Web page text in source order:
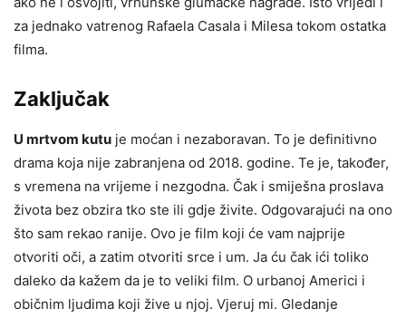
za jednako vatrenog Rafaela Casala i Milesa tokom ostatka
filma.
Zaključak
U mrtvom kutu je moćan i nezaboravan. To je definitivno
drama koja nije zabranjena od 2018. godine. Te je, također,
s vremena na vrijeme i nezgodna. Čak i smiješna proslava
života bez obzira tko ste ili gdje živite. Odgovarajući na ono
što sam rekao ranije. Ovo je film koji će vam najprije
otvoriti oči, a zatim otvoriti srce i um. Ja ću čak ići toliko
daleko da kažem da je to veliki film. O urbanoj Americi i
običnim ljudima koji žive u njoj. Vjeruj mi. Gledanje